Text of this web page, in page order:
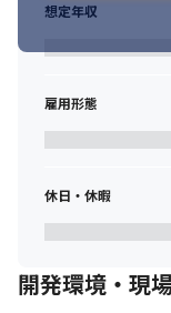
想定年収
雇用形態
休日・休暇
開発環境・現